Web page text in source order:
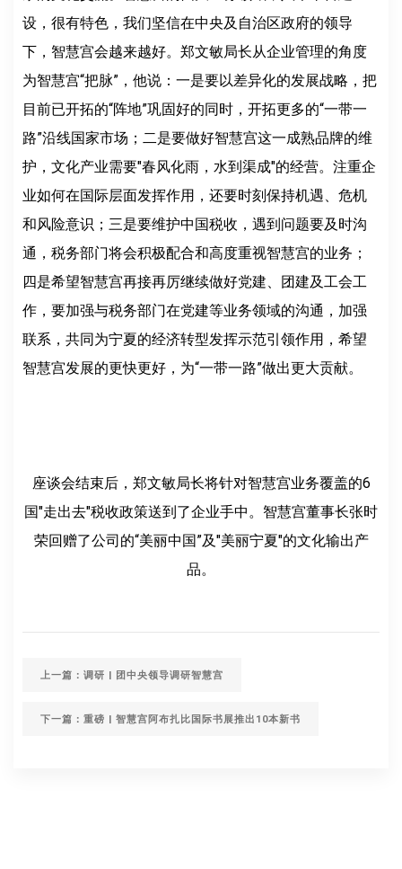
设，很有特色，我们坚信在中央及自治区政府的领导
下，智慧宫会越来越好。郑文敏局长从企业管理的角度
为智慧宫“把脉”，他说：一是要以差异化的发展战略，把
目前已开拓的“阵地”巩固好的同时，开拓更多的“一带一
路”沿线国家市场；二是要做好智慧宫这一成熟品牌的维
护，文化产业需要"春风化雨，水到渠成"的经营。注重企
业如何在国际层面发挥作用，还要时刻保持机遇、危机
和风险意识；三是要维护中国税收，遇到问题要及时沟
通，税务部门将会积极配合和高度重视智慧宫的业务；
四是希望智慧宫再接再厉继续做好党建、团建及工会工
作，要加强与税务部门在党建等业务领域的沟通，加强
联系，共同为宁夏的经济转型发挥示范引领作用，希望
智慧宫发展的更快更好，为“一带一路”做出更大贡献。
座谈会结束后，郑文敏局长将针对智慧宫业务覆盖的6
国"走出去"税收政策送到了企业手中。智慧宫董事长张时
荣回赠了公司的“美丽中国”及"美丽宁夏"的文化输出产
品。
上一篇：调研 | 团中央领导调研智慧宫
下一篇：重磅 | 智慧宫阿布扎比国际书展推出10本新书